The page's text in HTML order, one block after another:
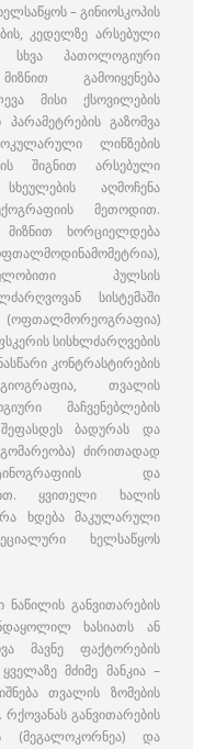
– გინიოსკოპის
კედელზე არსებული
პათოლოგიური
გამოიყენება
მისი ქსოვილების
გაზომვა
ლინზების
შიგნით არსებული
აღმოჩენა
მეთოდით.
მიზნით ხორციელდება
პულსის
სისტემაში
სისხლძარღვების
კონტრასტირების
თვალის
მაჩვენებლების
ბადურას და
ძირითადად
და
ყვითელი ხალის
ხდება მაკულარული
ხელსაწყოს
განვითარების
ხასიათს ან
მავნე ფაქტორების
მძიმე მანკია –
თვალის ზომების
განვითარების
(მეგალოკორნეა) და